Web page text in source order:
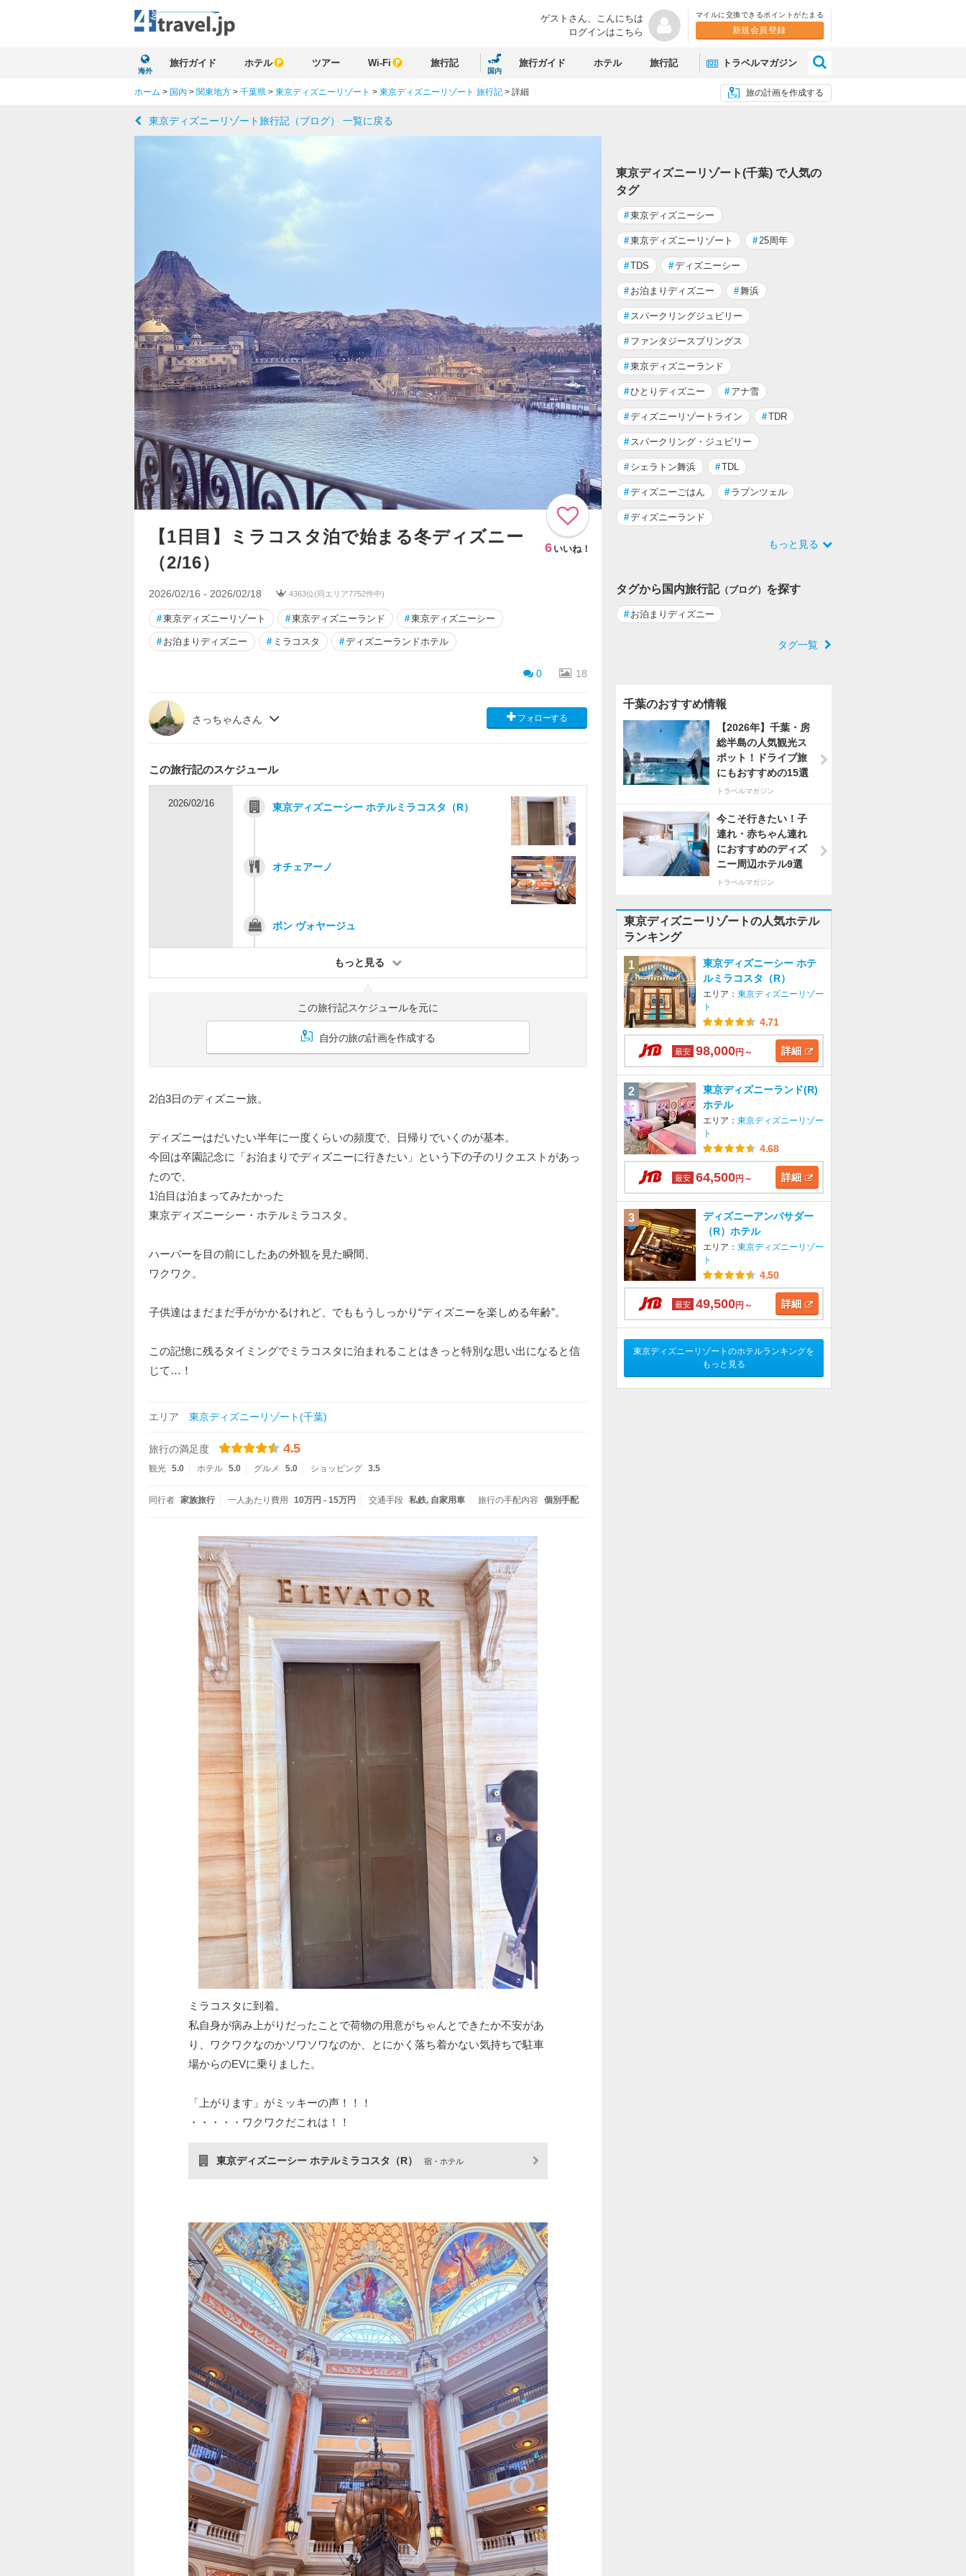
ゲストさん、 こんにちは
ログインはこちら
マイルに交換できるポイントがたまる
新規会員登録
海外
旅行ガイド ホテル ツアー Wi-Fi 旅行記
国内
旅行ガイド ホテル 旅行記 トラベルマガジン
旅の計画を作成する
ホーム > 国内 > 関東地方 > 千葉県 > 東京ディズニーリゾート > 東京ディズニーリゾート 旅行記 > 詳細
東京ディズニーリゾート旅行記（ブログ） 一覧に戻る
【1日目】ミラコスタ泊で始まる冬ディズニー
（2/16）
6 いいね！
2026/02/16 - 2026/02/18 4363位(同エリア7752件中)
#東京ディズニーリゾート #東京ディズニーランド #東京ディズニーシー
# お泊まりディズニー # ミラコスタ #ディズニーランドホテル
0 18
さっちゃんさん フォローする
この旅行記のスケジュール
2026/02/16 東京ディズニーシー ホテルミラコスタ（R）
オチェアーノ
ボン ヴォヤージュ
もっと見る
この旅行記スケジュールを元に
自分の旅の計画を作成する
2泊3日のディズニー旅。
ディズニーはだいたい半年に一度くらいの頻度で、日帰りでいくのが基本。
今回は卒園記念に「お泊まりでディズニーに行きたい」という下の子のリクエストがあっ
たので、
1泊目は泊まってみたかった
東京ディズニーシー・ホテルミラコスタ。
ハーバーを目の前にしたあの外観を見た瞬間、
ワクワク。
子供達はまだまだ手がかかるけれど、でももうしっかり“ディズニーを楽しめる年齢”。
この記憶に残るタイミングでミラコスタに泊まれることはきっと特別な思い出になると信
じて…！
エリア 東京ディズニーリゾート(千葉)
旅行の満足度 4.5
観光 5.0 ホテル 5.0 グルメ 5.0 ショッピング 3.5
同行者 家族旅行 一人あたり費用 10万円 - 15万円 交通手段 私鉄 自家用車 旅行の手配内容 個別手配
ミラコスタに到着。
私自身が病み上がりだったことで荷物の用意がちゃんとできたか不安があ
り、ワクワクなのかソワソワなのか、とにかく落ち着かない気持ちで駐車
場からのEVに乗りました。
「上がります」がミッキーの声！！！
・・・・・ワクワクだこれは！！
東京ディズニーシー ホテルミラコスタ（R） 宿・ホテル
東京ディズニーリゾート(千葉) で人気の
タグ
#東京ディズニーシー
#東京ディズニーリゾート #25周年
#TDS #ディズニーシー
# お泊まりディズニー #舞浜
# スパークリングジュビリー
# ファンタジースプリングス
#東京ディズニーランド
#ひとりディズニー # アナ雪
#ディズニーリゾートライン #TDR
# スパークリング・ジュビリー
# シェラトン舞浜 #TDL
#ディズニーごはん # ラプンツェル
#ディズニーランド
もっと見る
タグから国内旅行記（ブログ） を探す
# お泊まりディズニー
タグ一覧
千葉のおすすめ情報
【2026年】千葉・房
総半島の人気観光ス
ポット！ドライブ旅
にもおすすめの15選
トラベルマガジン
今こそ行きたい！子
連れ・赤ちゃん連れ
におすすめのディズ
ニー周辺ホテル9選
トラベルマガジン
東京ディズニーリゾートの人気ホテル
ランキング
1
東京ディズニーシー ホテ
ルミラコスタ（R）
エリア： 東京ディズニーリゾー
ト
4.71
最安 98,000円～ 詳細
2
東京ディズニーランド(R)
ホテル
エリア： 東京ディズニーリゾー
ト
4.68
最安 64,500円～ 詳細
3
ディズニーアンバサダー
（R）ホテル
エリア： 東京ディズニーリゾー
ト
4.50
最安 49,500円～ 詳細
東京ディズニーリゾートのホテルランキングを
もっと見る